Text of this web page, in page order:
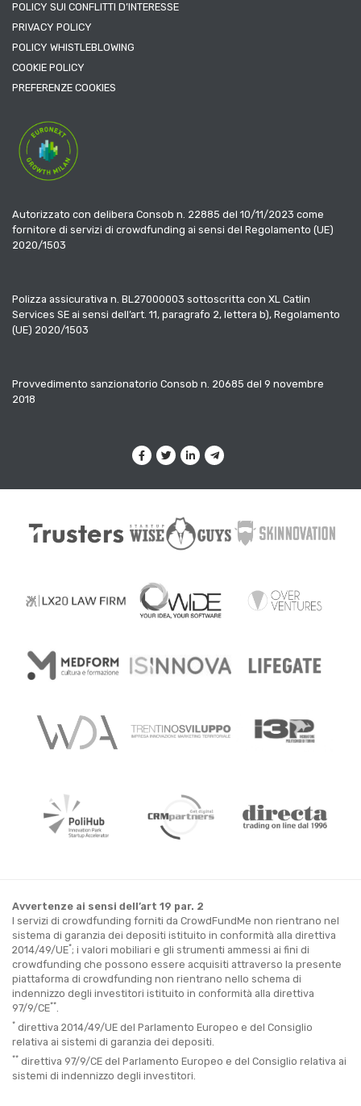
POLICY SUI CONFLITTI D’INTERESSE
PRIVACY POLICY
POLICY WHISTLEBLOWING
COOKIE POLICY
PREFERENZE COOKIES
Autorizzato con delibera Consob n. 22885 del 10/11/2023 come
fornitore di servizi di crowdfunding ai sensi del Regolamento (UE)
2020/1503
Polizza assicurativa n. BL27000003 sottoscritta con XL Catlin
Services SE ai sensi dell’art. 11, paragrafo 2, lettera b), Regolamento
(UE) 2020/1503
Provvedimento sanzionatorio Consob n. 20685 del 9 novembre
2018
Avvertenze ai sensi dell’art 19 par. 2
I servizi di crowdfunding forniti da CrowdFundMe non rientrano nel
sistema di garanzia dei depositi istituito in conformità alla direttiva
2014/49/UE*; i valori mobiliari e gli strumenti ammessi ai fini di
crowdfunding che possono essere acquisiti attraverso la presente
piattaforma di crowdfunding non rientrano nello schema di
indennizzo degli investitori istituito in conformità alla direttiva
97/9/CE**
* direttiva 2014/49/UE del Parlamento Europeo e del Consiglio
relativa ai sistemi di garanzia dei depositi.
** direttiva 97/9/CE del Parlamento Europeo e del Consiglio relativa ai
sistemi di indennizzo degli investitori.